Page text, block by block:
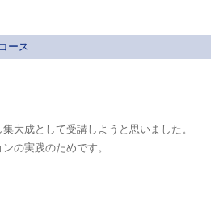
ース
大成として受講しようと思いました。
の実践のためです。